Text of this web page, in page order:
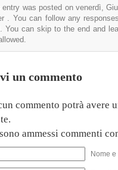
entry was posted on venerdì,
. You can follow any
You can skip to the end and
un commento
commento potrà avere
ammessi commenti
Nome